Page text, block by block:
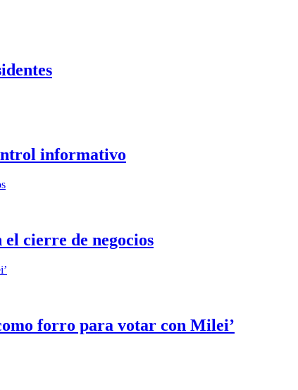
informativo
cierre de negocios
forro para votar con Milei’